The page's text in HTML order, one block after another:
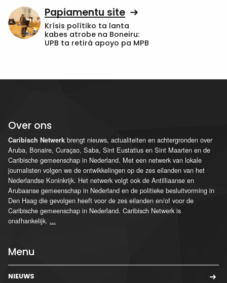
Papiamentu site
Krísis polítiko ta lanta
kabes atrobe na Boneiru:
UPB ta retirá apoyo pa MPB
Over ons
Caribisch Netwerk brengt nieuws, actualiteiten en achtergronden over
Aruba, Bonaire, Curaçao, Saba, Sint Eustatius en Sint Maarten en de
Caribische gemeenschap in Nederland. Met een netwerk van lokale
journalisten volgen we de ontwikkelingen op de zes eilanden van het
Nederlandse Koninkrijk. Het netwerk volgt ook de Antilliaanse en
Arubaanse gemeenschap in Nederland en de politieke besluitvorming in
Den Haag die gevolgen heeft voor de zes eilanden en/of voor de
Caribische gemeenschap in Nederland. Caribisch Netwerk is
onafhankelijk. ...
Menu
NIEUWS